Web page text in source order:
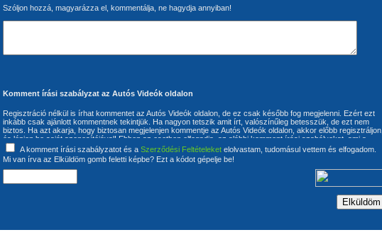
Szóljon hozzá, magyarázza el, kommentálja, ne hagydja annyiban!
Komment írási szabályzat az Autós Videók oldalon
Regisztráció nélkül is írhat kommentet az Autós Videók oldalon, de ez csak később fog megjelenni. Ezért ezt
inkább csak ajánlott kommentnek tekintjük. Ha nagyon tetszik amit írt, valószínűleg betesszük, de ezt nem
biztos. Ha azt akarja, hogy biztosan megjelenjen kommentje az Autós Videók oldalon, akkor előbb regisztráljon,
és lépjen be saját azonosítójával! Ebben az esetben elfogadja, az alábbi komment írási szabályokat, ami a
következő: A komment írója kijelenti, hogy kommentjébe nem használ megbotránkoztató kijelentéseket. A
felhasználó szavatol azért, hogy az általa írt kommentek harmadik személynek a szerzői és szomszédos
jogok jogvédelem alá eső jogait nem sértik, továbbá szavatol azért is, hogy az általa írt kommentek
felhasználási jogokkal rendelkezik. A szerzői és szomszédos jogok megsértéséből eredő valamennyi
kötelezettség kizárólag a komment íróját terhelik. A komment írója kijelenti, hogy ismeri és magára nézve
kötelezőnek tartja az Autós Videók oldalon található Általános szerződési feltételeket. Az üzemeltetőnek joga
van a bejegyzések módosítására és törlésére is. Ehhez a komment írójának előzetes hozzájárulása nem
szükséges. A komment írója hozzájárul ahhoz, hogy az általa írt kommentek tartalmát az oldal üzemeltetője
megváltoztatására, illetve teljes törlésére.
A komment írási szabályzatot és a Szerződési Feltételeket elolvastam, tudomásul vettem és elfogadom.
Mi van írva az Elküldöm gomb feletti képbe? Ezt a kódot gépelje be!